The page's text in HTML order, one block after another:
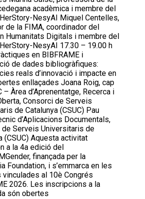
acadèmica i membre del
NesyAI Miquel Centelles,
de la FIMA, coordinador del
Humanitats Digitals i membre del
NesyAI 17.30 – 19.00 h
en BIBFRAME i
de dades bibliogràfiques:
reals d’innovació i impacte en
enllaçades Joana Roig, cap
– Àrea d’Aprenentatge, Recerca i
Consorci de Serveis
de Catalunya (CSUC) Pau
d’Aplicacions Documentals,
de Serveis Universitaris de
(CSUC) Aquesta activitat
a la 4a edició del
finançada per la
Foundation, i s’emmarca en les
al 10è Congrés
2026. Les inscripcions a la
són obertes